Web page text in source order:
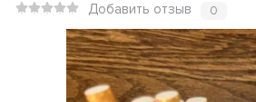
Добавить отзыв
0